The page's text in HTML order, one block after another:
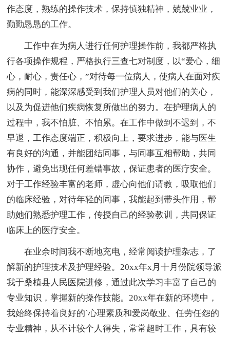
作态度，熟练的操作技术，保持慎独精神，兢兢业业，
勤勤恳恳的工作。
工作中在为病人进行任何护理操作前，我都严格执
行各项操作规程，严格执行三查七对制度，以“爱心，细
心，耐心，责任心，”对待每一位病人，使病人在面对疾
病的同时，能深深感受到我们护理人员对他们的关心，
以及为促进他们疾病恢复所做出的努力。在护理病人的
过程中，我不怕脏、不怕累。在工作中做到不迟到，不
早退，工作态度端正，积极向上，要求进步，能与医生
有良好的沟通，并能团结同事，与同事互相帮助，共同
协作，避免出现任何差错事故，保证患者的医疗安全。
对于工作经验丰富的老师，虚心向他们请教，吸取他们
的临床经验，对待年轻的同事，我能起到带头作用，帮
助她们熟悉护理工作，传授自己的经验教训，共同保证
临床上的医疗安全。
在业余时间我不断地充电，经常阅读护理杂志，了
解新的护理技术及护理经验。20xx年x月十月份院领导派
我于桑植县人民医院进修，通过此次学习丰富了自己的
专业知识，掌握新的操作技能。20xx年在新的环境中，
我始终保持着良好的`心理素质和爱岗敬业、任劳任怨的
专业精神，从不计较个人得失，常常超时工作，具有较